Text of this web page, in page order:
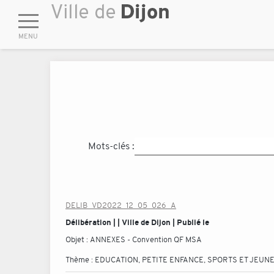
Mots-clés :
DELIB_VD2022_12_05_026_A
Délibération | | Ville de Dijon | Publié le
Objet : ANNEXES - Convention QF MSA
Thème : EDUCATION, PETITE ENFANCE, SPORTS ET